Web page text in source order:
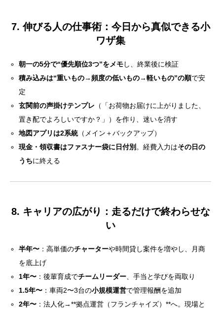
7. 伸びる人の仕事術：今日から真似できる小
ワザ集
朝一の5分で“優先順位3つ”をメモし、終業後に検証
積み込みは“重いもの→頻度の低いもの→軽いもの”の順で安
定
玄関前の声掛けテンプレ （「お荷物お届けに上がりました、
置き配でよろしいですか？」）を作り、迷いを消す
地図アプリは2系統（メイン＋バックアップ）
現金・領収書はファスナー袋に日付別 。経費入力はその日の
うちに終える
8. キャリアの広がり：走るだけで終わらせな
い
半年〜 ：高単価のチャーターや時間貸し案件を増やし、月商
を底上げ
1年〜 ：後輩育成でチームリーダー、手当と学びを両取り
1.5年〜 ：車両2〜3台の小規模運営で管理報酬を追加
2年〜 ：法人化→**拠点運営（フランチャイズ）**へ。現場と